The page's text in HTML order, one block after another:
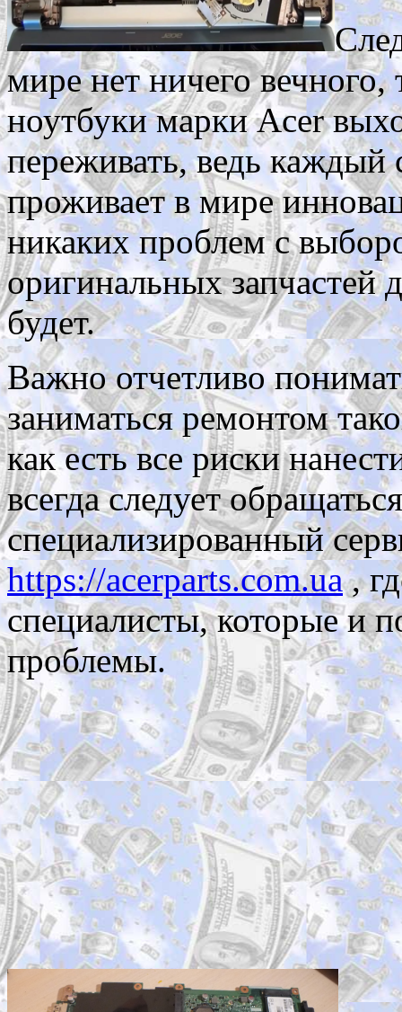
мире нет ничего
ноутбуки марки Acer
переживать, ведь каждый
проживает в мире
никаких проблем с
оригинальных запчастей
будет.
Важно отчетливо
заниматься ремонтом
как есть все риски
всегда следует
специализированный
https://acerparts.com.ua,
специалисты, которые и
проблемы.